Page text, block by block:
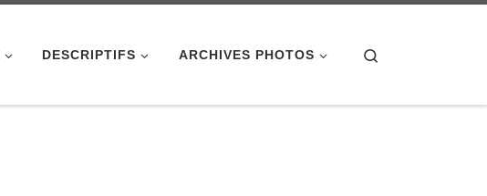
DESCRIPTIFS ARCHIVES PHOTOS